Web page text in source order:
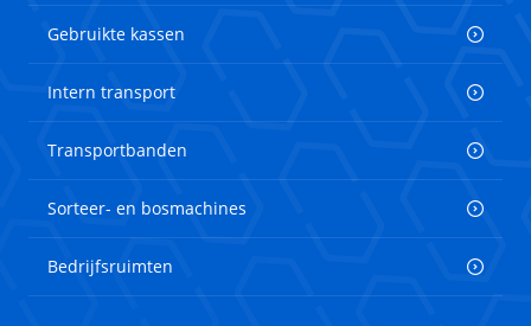
Gebruikte kassen
Intern transport
Transportbanden
Sorteer- en bosmachines
Bedrijfsruimten